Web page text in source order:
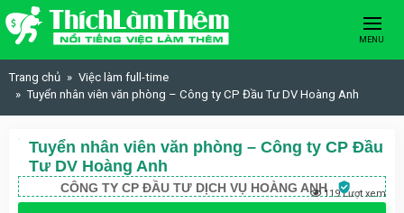
Skip to content
MENU
Trang chủ
Việc làm full-time
Tuyển nhân viên văn phòng – Công ty CP Đầu Tư DV Hoàng Anh
Tuyển nhân viên văn phòng – Công ty CP Đầu
Tư DV Hoàng Anh
CÔNG TY CP ĐẦU TƯ DỊCH VỤ HOÀNG ANH119 Lượt xem